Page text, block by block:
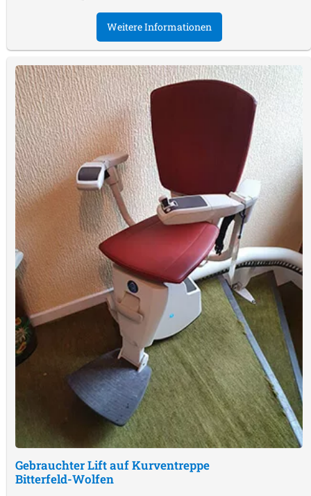
Weitere Informationen
Gebrauchter Lift auf Kurventreppe
Bitterfeld-Wolfen